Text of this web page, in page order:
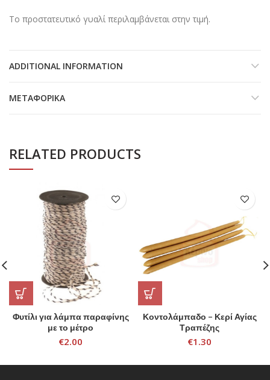
Το προστατευτικό γυαλί περιλαμβάνεται στην τιμή.
ADDITIONAL INFORMATION
ΜΕΤΑΦΟΡΙΚΆ
RELATED PRODUCTS
Φυτίλι για λάμπα παραφίνης
με το μέτρο
€2.00
Κοντολάμπαδο – Κερί Αγίας
Τραπέζης
€1.30